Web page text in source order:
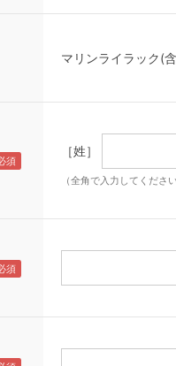
マリンライラック(
［姓］
（全角で入力してください